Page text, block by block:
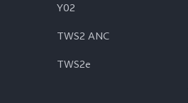
Y02
TWS2 ANC
TWS2e